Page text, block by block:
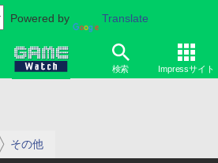
Powered by Translate
検索 Impressサイト
その他